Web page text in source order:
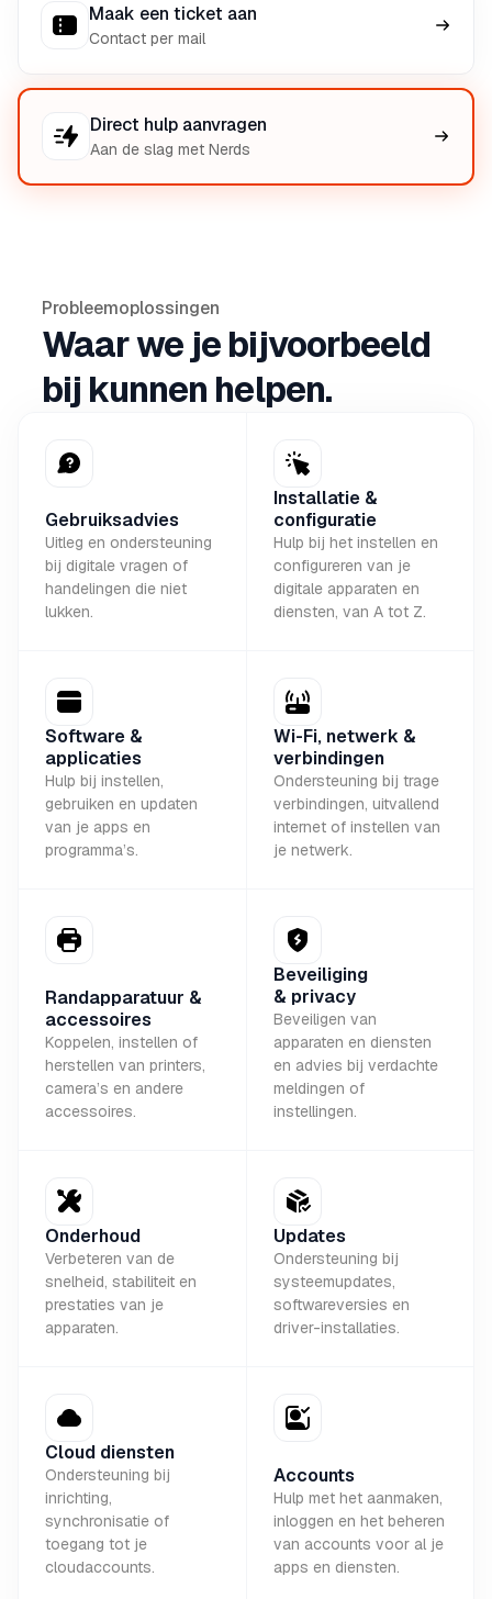
Maak een ticket aan
Contact per mail
Direct hulp aanvragen
Aan de slag met Nerds
Probleemoplossingen
Waar we je bijvoorbeeld
bij kunnen helpen.
Gebruiksadvies
Uitleg en ondersteuning
bij digitale vragen of
handelingen die niet
lukken.
Installatie &
configuratie
Hulp bij het instellen en
configureren van je
digitale apparaten en
diensten, van A tot Z.
Software &
applicaties
Hulp bij instellen,
gebruiken en updaten
van je apps en
programma’s.
Wi-Fi, netwerk &
verbindingen
Ondersteuning bij trage
verbindingen, uitvallend
internet of instellen van
je netwerk.
Randapparatuur &
accessoires
Koppelen, instellen of
herstellen van printers,
camera’s en andere
accessoires.
Beveiliging
& privacy
Beveiligen van
apparaten en diensten
en advies bij verdachte
meldingen of
instellingen.
Onderhoud
Verbeteren van de
snelheid, stabiliteit en
prestaties van je
apparaten.
Updates
Ondersteuning bij
systeemupdates,
softwareversies en
driver-installaties.
Cloud diensten
Ondersteuning bij
inrichting,
synchronisatie of
toegang tot je
cloudaccounts.
Accounts
Hulp met het aanmaken,
inloggen en het beheren
van accounts voor al je
apps en diensten.